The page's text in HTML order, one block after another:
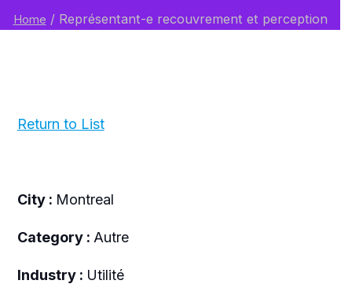
Home /Représentant-e recouvrement et perception
Return to List
City : Montreal
Category : Autre
Industry : Utilité